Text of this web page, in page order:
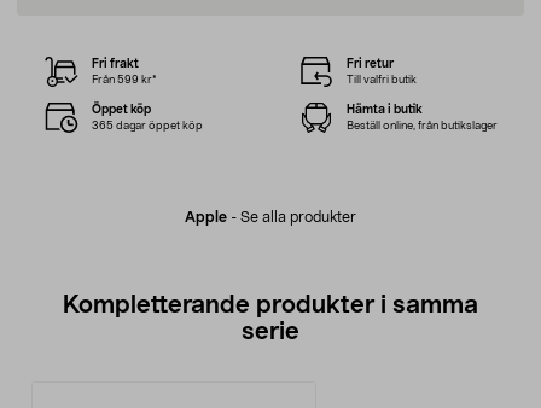
Apple - Se alla produkter
Fri frakt
Från 599 kr*
Fri retur
Till valfri butik
Öppet köp
365 dagar öppet köp
Hämta i butik
Beställ online, från butikslager
Kompletterande produkter i samma
serie